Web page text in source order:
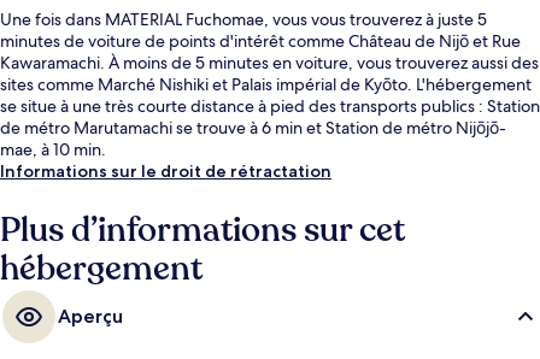
Une fois dans MATERIAL Fuchomae, vous vous trouverez à juste 5
minutes de voiture de points d'intérêt comme Château de Nijō et Rue
Kawaramachi. À moins de 5 minutes en voiture, vous trouverez aussi des
sites comme Marché Nishiki et Palais impérial de Kyōto. L'hébergement
se situe à une très courte distance à pied des transports publics : Station
de métro Marutamachi se trouve à 6 min et Station de métro Nijōjō-
mae, à 10 min.
Informations sur le droit de rétractation
Plus d’informations sur cet
hébergement
Aperçu